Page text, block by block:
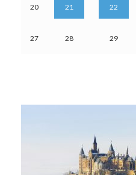
20 21 22
27 28 29